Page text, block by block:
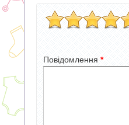
Повідомлення *